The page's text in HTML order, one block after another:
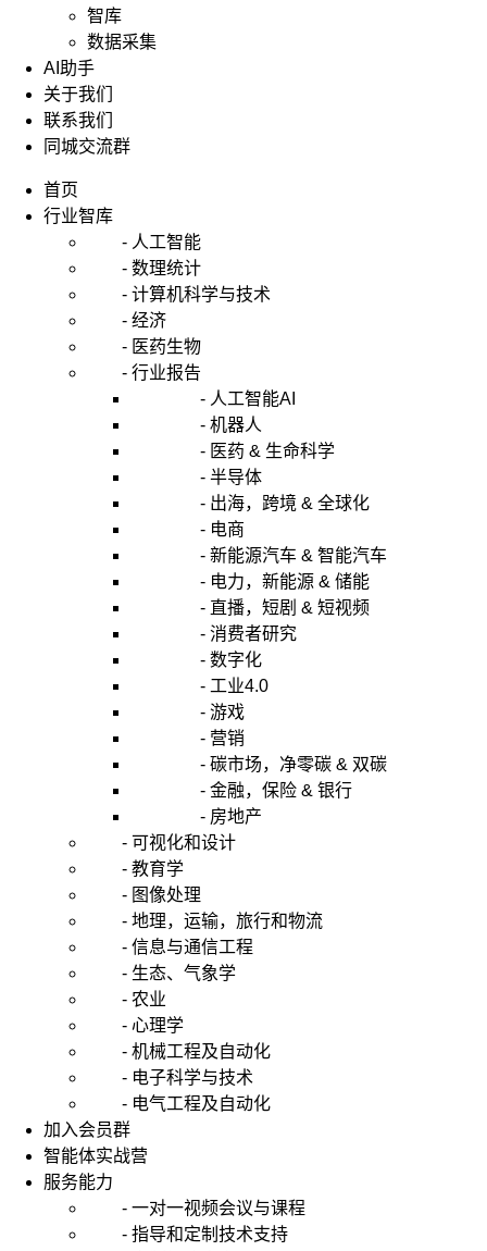
智库
数据采集
AI助手
关于我们
联系我们
同城交流群
首页
行业智库
- 人工智能
- 数理统计
- 计算机科学与技术
- 经济
- 医药生物
- 行业报告
- 人工智能AI
- 机器人
- 医药 & 生命科学
- 半导体
- 出海，跨境 & 全球化
- 电商
- 新能源汽车 & 智能汽车
- 电力，新能源 & 储能
- 直播，短剧 & 短视频
- 消费者研究
- 数字化
- 工业4.0
- 游戏
- 营销
- 碳市场，净零碳 & 双碳
- 金融，保险 & 银行
- 房地产
- 可视化和设计
- 教育学
- 图像处理
- 地理，运输，旅行和物流
- 信息与通信工程
- 生态、气象学
- 农业
- 心理学
- 机械工程及自动化
- 电子科学与技术
- 电气工程及自动化
加入会员群
智能体实战营
服务能力
- 一对一视频会议与课程
- 指导和定制技术支持